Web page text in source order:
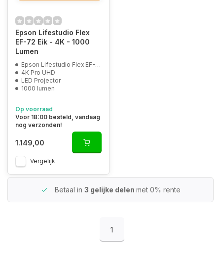
Epson Lifestudio Flex
EF-72 Eik - 4K - 1000
Lumen
Epson Lifestudio Flex EF-72 Eik
4K Pro UHD
LED Projector
1000 lumen
Op voorraad
Voor 18:00 besteld, vandaag
nog verzonden!
1.149,00
Vergelijk
Betaal in 3 gelijke delen met 0% rente
1